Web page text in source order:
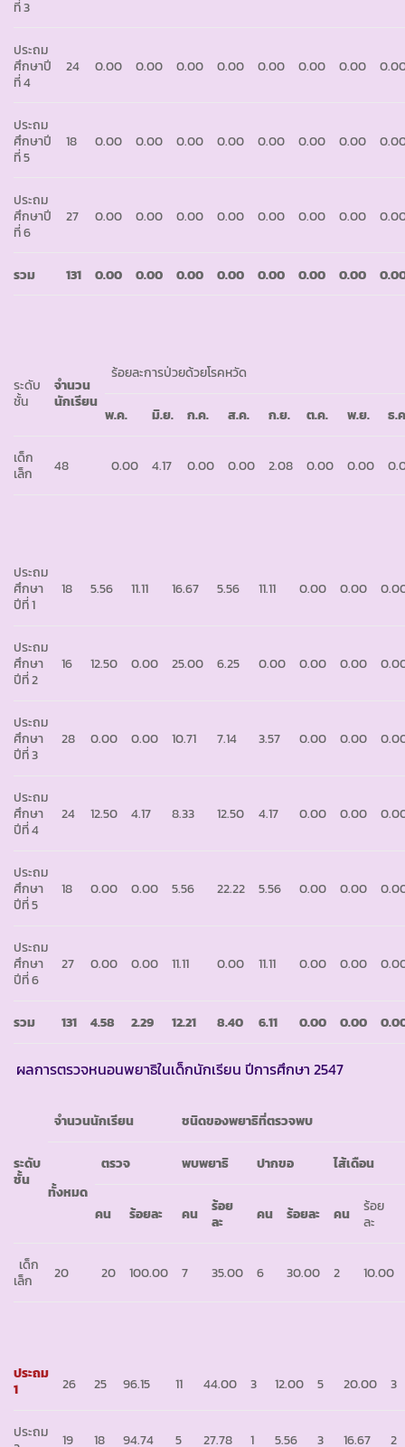
ที่ 3
ประถม
ศึกษาปี
ที่ 4
24 0.00 0.00 0.00 0.00 0.00 0.00 0.00
ประถม
ศึกษาปี
ที่ 5
18 0.00 0.00 0.00 0.00 0.00 0.00 0.00
ประถม
ศึกษาปี
ที่ 6
27 0.00 0.00 0.00 0.00 0.00 0.00 0.00
รวม 131 0.00 0.00 0.00 0.00 0.00 0.00 0.00 0.
ระดับ
ชั้น
จำนวน
นักเรียน
ร้อยละการป่วยด้วยโรคหวัด
พ.ค. มิ.ย. ก.ค. ส.ค. ก.ย. ต.ค. พ.ย. ธ.
เด็ก
เล็ก
48 0.00 4.17 0.00 0.00 2.08 0.00 0.00
ประถม
ศึกษา
ปีที่ 1
18 5.56 11.11 16.67 5.56 11.11 0.00 0.00
ประถม
ศึกษา
ปีที่ 2
16 12.50 0.00 25.00 6.25 0.00 0.00 0.00
ประถม
ศึกษา
ปีที่ 3
28 0.00 0.00 10.71 7.14 3.57 0.00 0.00
ประถม
ศึกษา
ปีที่ 4
24 12.50 4.17 8.33 12.50 4.17 0.00 0.00
ประถม
ศึกษา
ปีที่ 5
18 0.00 0.00 5.56 22.22 5.56 0.00 0.00
ประถม
ศึกษา
ปีที่ 6
27 0.00 0.00 11.11 0.00 11.11 0.00 0.00
รวม 131 4.58 2.29 12.21 8.40 6.11 0.00 0.00 0.
ผลการตรวจหนอนพยาธิในเด็กนักเรียน ปีการศึกษา 2547
ระดับ
ชั้น
จำนวนนักเรียน ชนิดของพยาธิที่ตรวจพบ
ทั้งหมด
ตรวจ พบพยาธิ ปากขอ ไส้เดือน
คน ร้อยละ คน
ร้อย
ละ
คน ร้อยละ คน
ร้อย
ละ
เด็ก
เล็ก
20 20 100.00 7 35.00 6 30.00 2 10.00
ประถม
1
26 25 96.15 11 44.00 3 12.00 5 20.00 3
ประถม
19 18 94.74 5 27.78 1 5.56 3 16.67 2